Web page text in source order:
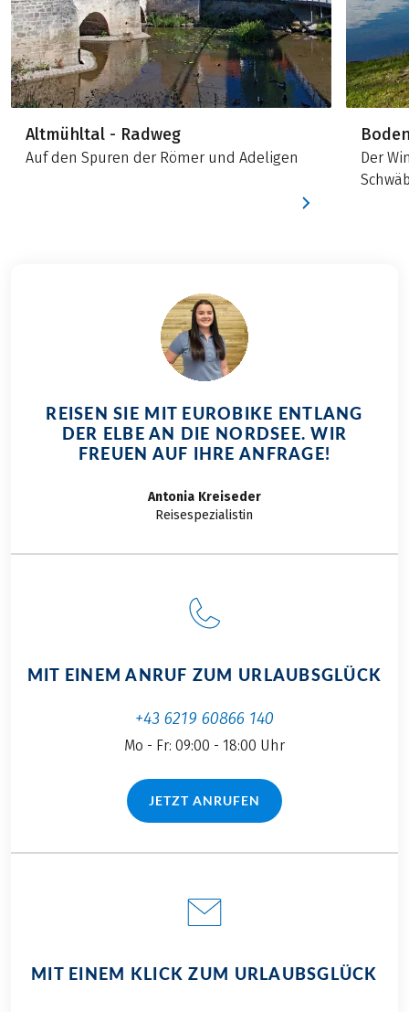
Altmühltal - Radweg
Auf den Spuren der Römer und Adeligen
Der
REISEN SIE MIT EUROBIKE ENTLANG
DER ELBE AN DIE NORDSEE. WIR
FREUEN AUF IHRE ANFRAGE!
Antonia Kreiseder
Reisespezialistin
MIT EINEM ANRUF ZUM URLAUBSGLÜCK
+43 6219 60866 140
Mo - Fr: 09:00 - 18:00 Uhr
JETZT ANRUFEN(LINK ÖFFNET IN NEUEM TAB)
MIT EINEM KLICK ZUM URLAUBSGLÜCK